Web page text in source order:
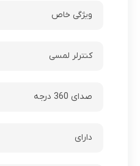
ویژگی خاص
کنترلر لمسی
صدای 360 درجه
دارای